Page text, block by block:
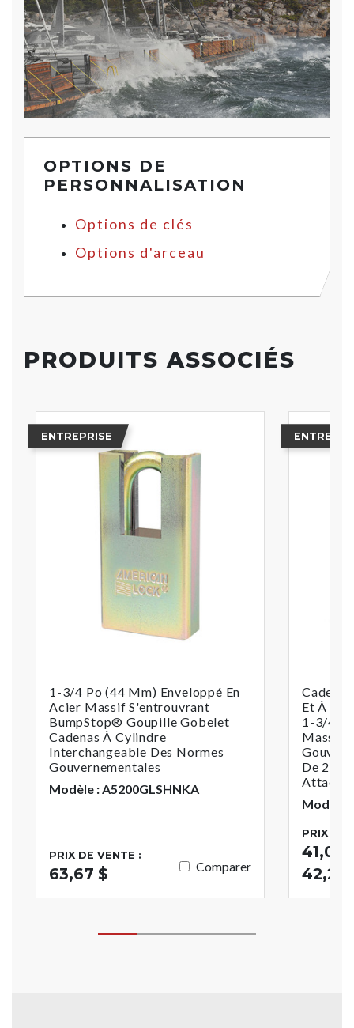
OPTIONS DE
PERSONNALISATION
Options de clés
Options d'arceau
PRODUITS ASSOCIÉS
ENTREPRISE
1-3/4 Po (44 Mm) Enveloppé En
Acier Massif S'entrouvrant
BumpStop® Goupille Gobelet
Cadenas À Cylindre
Interchangeable Des Normes
Gouvernementales
Modèle : A5200GLSHNKA
PRIX DE VENTE :
63,67 $ Comparer
Et À
1-3/4
Massif
De 2 Po
Modèle
PRIX DE
41,02
42,21